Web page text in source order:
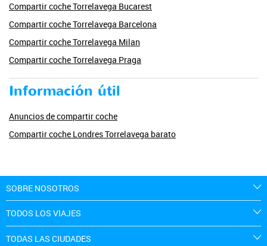
Compartir coche Torrelavega Bucarest
Compartir coche Torrelavega Barcelona
Compartir coche Torrelavega Milan
Compartir coche Torrelavega Praga
Información útil
Anuncios de compartir coche
Compartir coche Londres Torrelavega barato
SOBRE NOSOTROS
TODOS LOS VIAJES
TODAS LAS CIUDADES